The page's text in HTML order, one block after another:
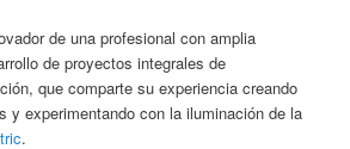
de una profesional con amplia
de proyectos integrales de
que comparte su experiencia creando
y experimentando con la iluminación de la
.